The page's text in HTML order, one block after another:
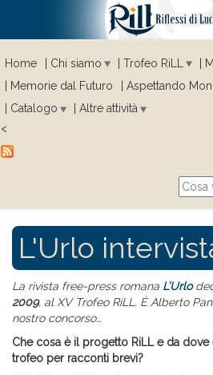
Home Chi siamo Trofeo RiLL
Memorie dal Futuro
Aspettando
Catalogo
Altre attività
<
Cerca
L'Urlo
La rivista free-press romana L’Urlo
2009, al XV Trofeo RiLL. È Alberto
nostro concorso…
Che cosa è il progetto RiLL e da
trofeo per racconti brevi?